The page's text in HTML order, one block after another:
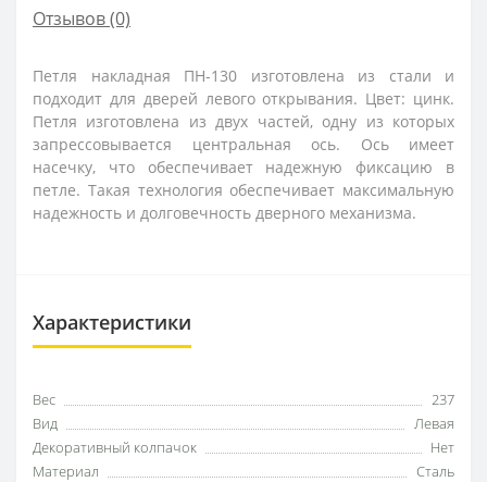
Отзывов (0)
Петля накладная ПН-130 изготовлена из стали и
подходит для дверей левого открывания. Цвет: цинк.
Петля изготовлена из двух частей, одну из которых
запрессовывается центральная ось. Ось имеет
насечку, что обеспечивает надежную фиксацию в
петле. Такая технология обеспечивает максимальную
надежность и долговечность дверного механизма.
Характеристики
Вес
237
Вид
Левая
Декоративный колпачок
Нет
Материал
Сталь